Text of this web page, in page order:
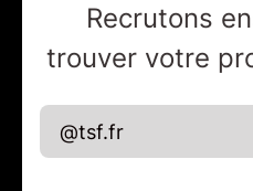
Recrutons
trouver votre
@tsf.fr